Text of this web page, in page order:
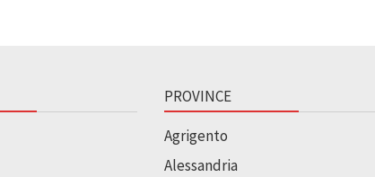
PROVINCE
Agrigento
Alessandria